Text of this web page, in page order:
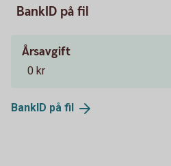
BankID på fil
Årsavgift
0 kr
BankID på fil